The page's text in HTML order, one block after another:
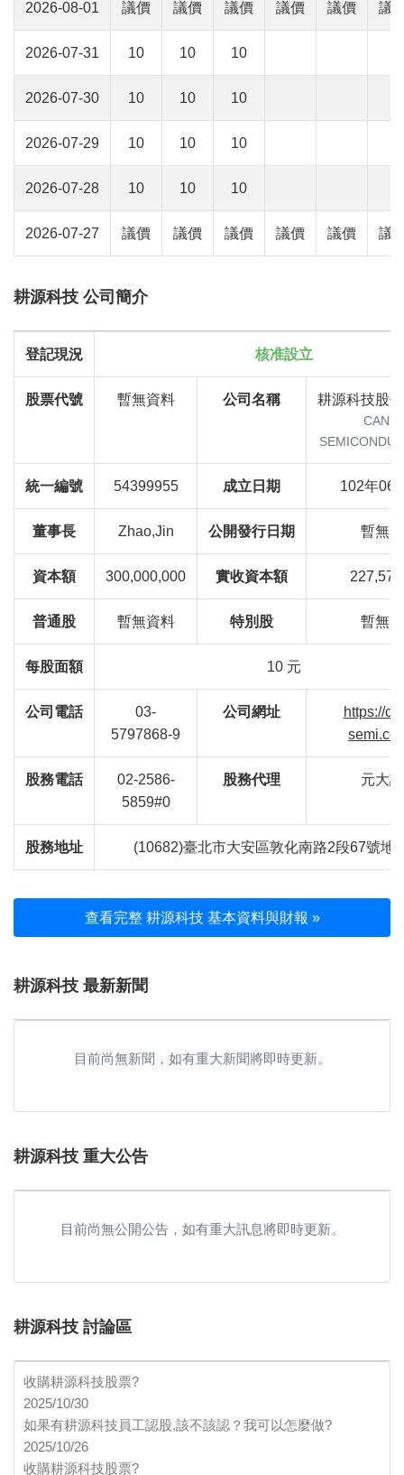
2026-08-01 議價 議價 議價 議價 議價 議
2026-07-31 10 10 10
2026-07-30 10 10 10
2026-07-29 10 10 10
2026-07-28 10 10 10
2026-07-27 議價 議價 議價 議價 議價 議
耕源科技 公司簡介
登記現況 核准設立
股票代號 暫無資料 公司名稱 耕源科技股
統一編號 54399955 成立日期 102年06
董事長 Zhao,Jin 公開發行日期 暫無
資本額 300,000,000 實收資本額
普通股 暫無資料 特別股 暫無
每股面額 10 元
公司電話
03-
5797868-9
公司網址
https://
股務電話
02-2586-
5859#0
股務代理 元大
股務地址 (10682)臺北市大安區敦化南路2段67號地
查看完整 耕源科技 基本資料與財報 »
耕源科技 最新新聞
目前尚無新聞，如有重大新聞將即時更新。
耕源科技 重大公告
目前尚無公開公告，如有重大訊息將即時更新。
耕源科技 討論區
收購耕源科技股票?
2025/10/30
如果有耕源科技員工認股,該不該認？我可以怎麼做?
2025/10/26
收購耕源科技股票?